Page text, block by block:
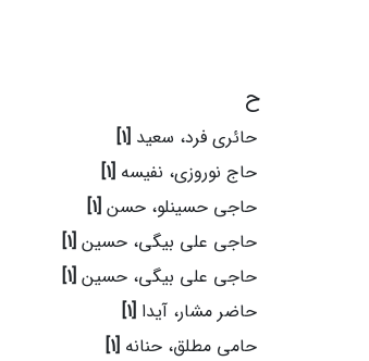
ح
حائری فرد، سعید [1]
حاج نوروزی، نفیسه [1]
حاجی حسینلو، حسن [1]
حاجی علی بیگی، حسین [1]
حاجی علی بیگی، حسین [1]
حاضر مشار، آیدا [1]
حامی مطلق، حنانه [1]